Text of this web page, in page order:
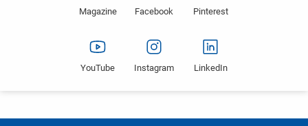
Magazine Facebook Pinterest
YouTube Instagram LinkedIn